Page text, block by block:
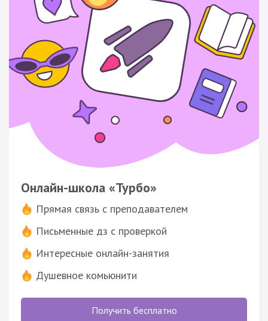
Онлайн-школа «Турбо»
Прямая связь с преподавателем
Письменные дз с проверкой
Интересные онлайн-занятия
Душевное комьюнити
Получить бесплатно